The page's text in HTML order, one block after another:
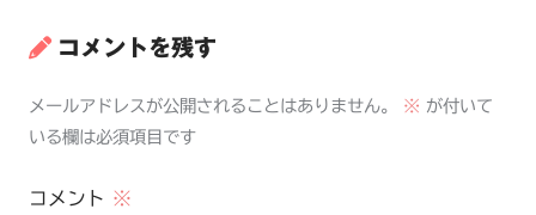
コメントを残す
メールアドレスが公開されることはありません。 ※ が付いて
いる欄は必須項目です
コメント ※